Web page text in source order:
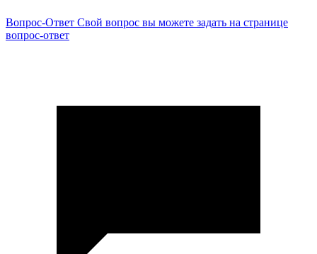
Вопрос-Ответ Свой вопрос вы можете задать на странице
вопрос-ответ